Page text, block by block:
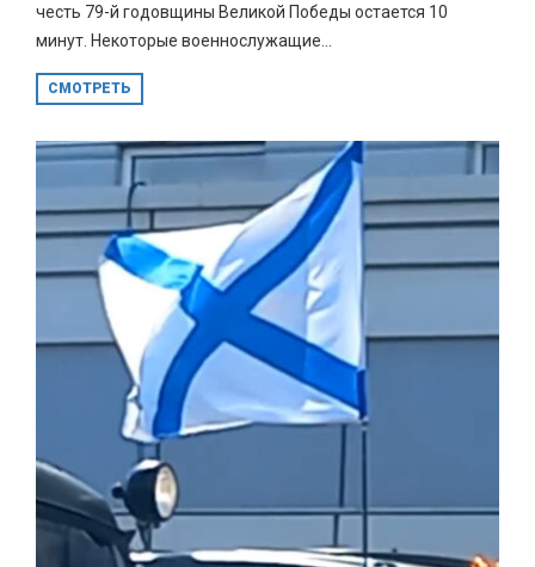
честь 79-й годовщины Великой Победы остается 10
минут. Некоторые военнослужащие...
СМОТРЕТЬ